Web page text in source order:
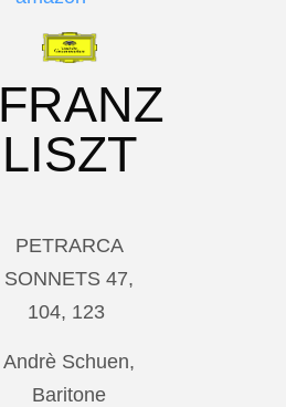
FRANZ
LISZT
PETRARCA
SONNETS 47,
104, 123
Andrè Schuen,
Baritone